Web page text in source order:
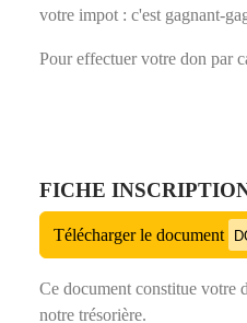
votre impot : c'est gagnant-
Pour effectuer votre don par
FICHE
Télécharger le document
Ce document constitue votre
notre trésorière.